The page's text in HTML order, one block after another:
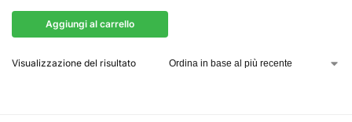
Aggiungi al carrello
Visualizzazione del risultato